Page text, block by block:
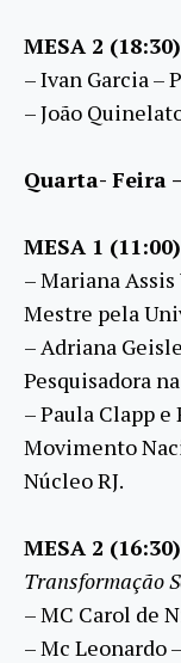
MESA 2 (18:30)
– Ivan Garcia –
– João
Quarta- Feira
MESA 1 (11:00)
– Mariana
Mestre pela
– Adriana
Pesquisadora
– Paula Clapp
Movimento
Núcleo RJ.
MESA 2 (16:30)
Transformação
– MC Carol de
– Mc Leonardo